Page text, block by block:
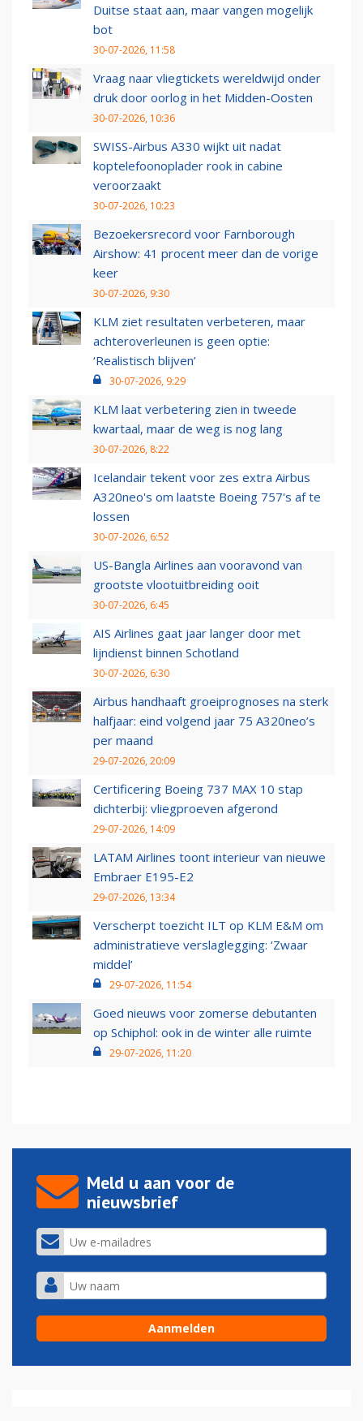
Duitse staat aan, maar vangen mogelijk
bot
30-07-2026, 11:58
Vraag naar vliegtickets wereldwijd onder
druk door oorlog in het Midden-Oosten
30-07-2026, 10:36
SWISS-Airbus A330 wijkt uit nadat
koptelefoonoplader rook in cabine
veroorzaakt
30-07-2026, 10:23
Bezoekersrecord voor Farnborough
Airshow: 41 procent meer dan de vorige
keer
30-07-2026, 9:30
KLM ziet resultaten verbeteren, maar
achteroverleunen is geen optie:
‘Realistisch blijven’
30-07-2026, 9:29
KLM laat verbetering zien in tweede
kwartaal, maar de weg is nog lang
30-07-2026, 8:22
Icelandair tekent voor zes extra Airbus
A320neo's om laatste Boeing 757's af te
lossen
30-07-2026, 6:52
US-Bangla Airlines aan vooravond van
grootste vlootuitbreiding ooit
30-07-2026, 6:45
AIS Airlines gaat jaar langer door met
lijndienst binnen Schotland
30-07-2026, 6:30
Airbus handhaaft groeiprognoses na sterk
halfjaar: eind volgend jaar 75 A320neo’s
per maand
29-07-2026, 20:09
Certificering Boeing 737 MAX 10 stap
dichterbij: vliegproeven afgerond
29-07-2026, 14:09
LATAM Airlines toont interieur van nieuwe
Embraer E195-E2
29-07-2026, 13:34
Verscherpt toezicht ILT op KLM E&M om
administratieve verslaglegging: ‘Zwaar
middel’
29-07-2026, 11:54
Goed nieuws voor zomerse debutanten
op Schiphol: ook in de winter alle ruimte
29-07-2026, 11:20
Meld u aan voor de
nieuwsbrief